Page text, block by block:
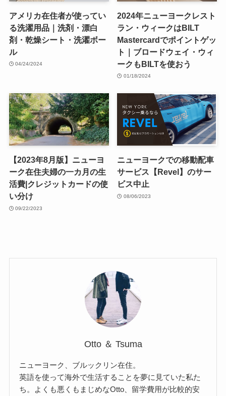
アメリカ在住者が使ってい
る洗濯用品｜洗剤・漂白
剤・乾燥シート・洗濯ボー
ル
04/24/2024
2024年ニューヨークレスト
ラン・ウィークはBILT
Mastercardでポイントゲッ
ト｜ブロードウェイ・ウィ
ークもBILTを使おう
01/18/2024
【2023年8月版】ニューヨ
ーク在住夫婦の一カ月の生
活費|クレジットカードの使
い分け
09/22/2023
ニューヨークでの移動配車
サービス【Revel】のサー
ビス中止
08/06/2023
Otto ＆ Tsuma
ニューヨーク、ブルックリン在住。
英語を使って海外で生活することを夢に見ていた私た
ち。よくも悪くもまじめなOtto、留学費用が比較的安